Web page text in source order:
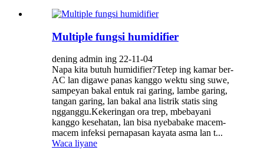
Multiple fungsi humidifier
dening admin ing 22-11-04
Napa kita butuh humidifier?Tetep ing kamar ber-
AC lan digawe panas kanggo wektu sing suwe,
sampeyan bakal entuk rai garing, lambe garing,
tangan garing, lan bakal ana listrik statis sing
ngganggu.Kekeringan ora trep, mbebayani
kanggo kesehatan, lan bisa nyebabake macem-
macem infeksi pernapasan kayata asma lan t...
Waca liyane